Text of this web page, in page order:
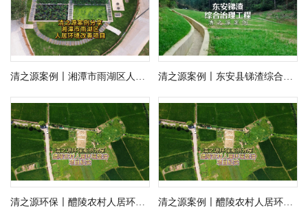
清之源环保〡醴陵农村人居环境整治项目纪实 清之源案例〡醴陵农村人居环境整治项目纪实